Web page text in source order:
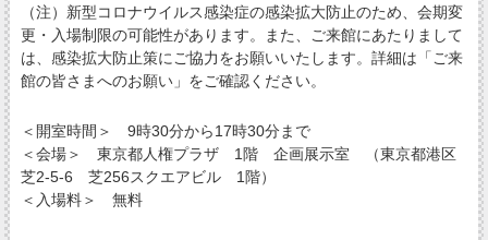
（注）新型コロナウイルス感染症の感染拡大防止のため、会期変
更・入場制限の可能性があります。また、ご来館にあたりまして
は、感染拡大防止策にご協力をお願いいたします。詳細は「ご来
館の皆さまへのお願い」をご確認ください。
＜開室時間＞ 9時30分から17時30分まで
＜会場＞ 東京都人権プラザ 1階 企画展示室 （東京都港区
芝2-5-6 芝256スクエアビル 1階）
＜入場料＞ 無料